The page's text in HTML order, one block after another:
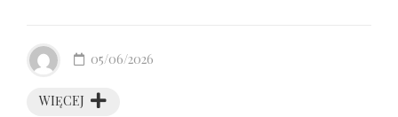
WIĘCEJ
05/06/2026